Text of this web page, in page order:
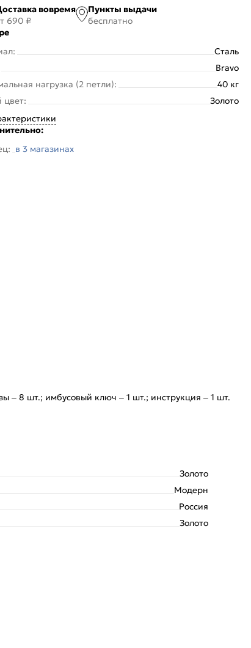
вовремя
690 ₽
Пункты выдачи
бесплатно
Сталь
Bravo
нагрузка (2 петли):
40 кг
Золото
в 3 магазинах
– 8 шт.; имбусовый ключ – 1 шт.; инструкция – 1 шт.
Золото
Модерн
Россия
Золото